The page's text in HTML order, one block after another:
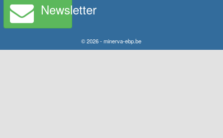
Newsletter
© 2026 - minerva-ebp.be